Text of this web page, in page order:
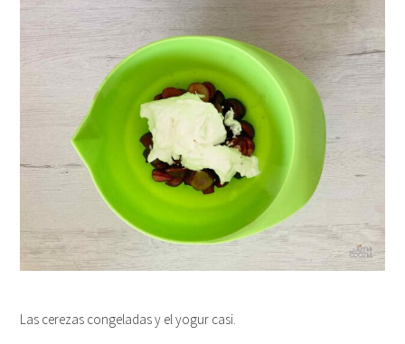
Las cerezas congeladas y el yogur casi.